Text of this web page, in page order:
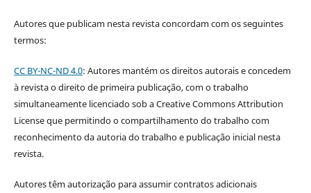
Autores que publicam nesta revista concordam com os seguintes
termos:
CC BY-NC-ND 4.0: Autores mantém os direitos autorais e concedem
à revista o direito de primeira publicação, com o trabalho
simultaneamente licenciado sob a Creative Commons Attribution
License que permitindo o compartilhamento do trabalho com
reconhecimento da autoria do trabalho e publicação inicial nesta
revista.
Autores têm autorização para assumir contratos adicionais